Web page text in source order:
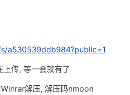
a530539ddb984?public=1
传, 等一会就有了
解压, 解压码nmoon